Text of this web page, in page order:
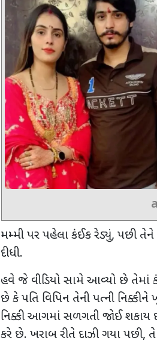
મમ્મી પર પહેલા કંઈક રેડ્યું, પછી
દીધી.
હવે જે વીડિયો સામે આવ્યો છે તેમાં
છે કે પતિ વિપિન તેની પત્ની
નિક્કી આગમાં સળગતી જોઈ શકાય
કરે છે. ખરાબ રીતે દાઝી ગયા પછી,